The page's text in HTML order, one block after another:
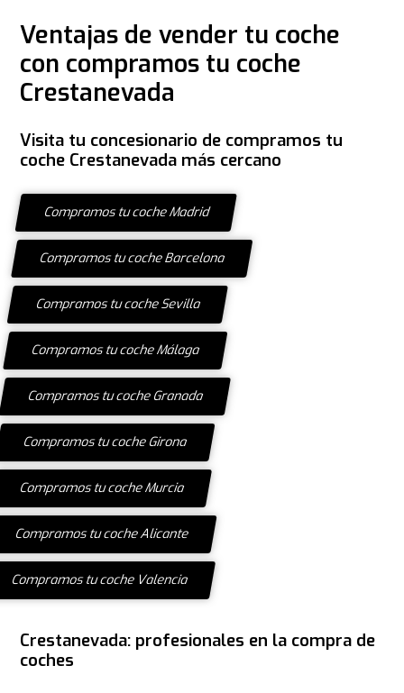
Ventajas de vender tu coche
con compramos tu coche
Crestanevada
Visita tu concesionario de compramos tu
coche Crestanevada más cercano
Compramos tu coche Madrid
Compramos tu coche Barcelona
Compramos tu coche Sevilla
Compramos tu coche Málaga
Compramos tu coche Granada
Compramos tu coche Girona
Compramos tu coche Murcia
Compramos tu coche Alicante
Compramos tu coche Valencia
Crestanevada: profesionales en la compra de
coches